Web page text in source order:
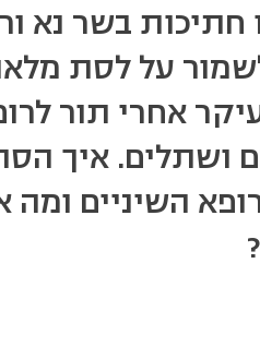
חתיכות בשר נא
לשמור על לסת
אחרי תור
ושתלים. איך
השיניים ומה